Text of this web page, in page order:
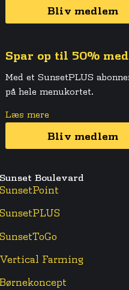
Bliv medlem
Spar op til 50%
Med et SunsetPLUS
på hele menukortet.
Læs mere
Bliv medlem
Boulevard
Farming